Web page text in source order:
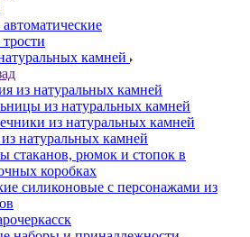
камней
из натуральных камней
из натуральных камней
из натуральных камней
натуральных камней
стаканов, рюмок и стопок в
коробках
силиконовые с персонажами из